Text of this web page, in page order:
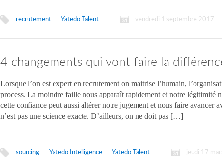
recrutement Yatedo Talent vendredi 1 septembre 2017
4 changements qui vont faire la
recrutement
Lorsque l’on est expert en recrutement on maitrise l’humain,
process. La moindre faille nous apparaît rapidement et notre légitimité
cette confiance peut aussi altérer notre jugement et nous faire avancer
n’est pas une science exacte. D’ailleurs, on ne doit pas […]
sourcing Yatedo Intelligence Yatedo Talent jeudi 17